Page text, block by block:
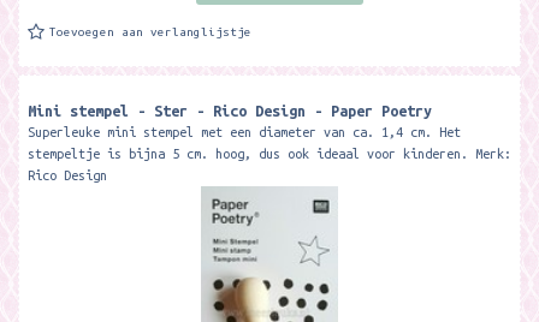
Toevoegen aan verlanglijstje
Mini stempel - Ster - Rico Design - Paper Poetry
Superleuke mini stempel met een diameter van ca. 1,4 cm. Het
stempeltje is bijna 5 cm. hoog, dus ook ideaal voor kinderen. Merk:
Rico Design